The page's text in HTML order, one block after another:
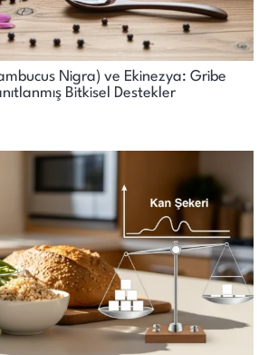
Nigra) ve Ekinezya: Gribe
Bitkisel Destekler